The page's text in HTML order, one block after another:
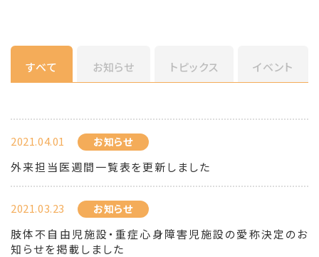
すべて お知らせ トピックス イベント
2021.04.01 お知らせ
外来担当医週間一覧表を更新しました
2021.03.23 お知らせ
肢体不自由児施設・重症心身障害児施設の愛称決定のお
知らせを掲載しました